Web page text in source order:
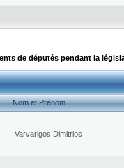
de députés pendant la
Nom et Prénom
Varvarigos Dimitrios